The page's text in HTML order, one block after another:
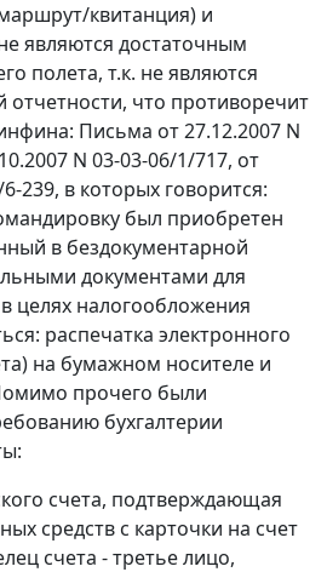
квитанция) и
являются достаточным
полета, т.к. не являются
отчетности, что противоречит
Письма от 27.12.2007 N
N 03-03-06/1/717, от
239, в которых говорится:
был приобретен
в бездокументарной
документами для
целях налогообложения
распечатка электронного
на бумажном носителе и
прочего были
бухгалтерии
счета, подтверждающая
средств с карточки на счет
счета - третье лицо,